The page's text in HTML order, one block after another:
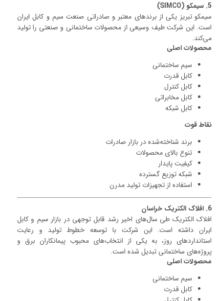
5. سیمکو (SIMCO)
سیمکو تبریز یکی از برندهای معتبر و صادراتی صنعت سیم و کابل ایران
است. این شرکت طیف وسیعی از محصولات ساختمانی و صنعتی را تولید
می‌کند.
محصولات اصلی
سیم ساختمانی
کابل قدرت
کابل کنترل
کابل مخابراتی
کابل شبکه
نقاط قوت
برند شناخته‌شده در بازار صادرات
تنوع بالای محصولات
کیفیت پایدار
شبکه توزیع گسترده
استفاده از تجهیزات تولید مدرن
6. افلاک الکتریک خراسان
افلاک الکتریک طی سال‌های اخیر رشد قابل توجهی در بازار سیم و کابل
ایران داشته است. این شرکت با توسعه خطوط تولید و رعایت
استانداردهای روز، به یکی از انتخاب‌های محبوب پیمانکاران برق و
پروژه‌های ساختمانی تبدیل شده است.
محصولات اصلی
سیم ساختمانی
کابل قدرت